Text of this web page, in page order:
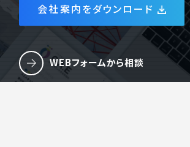
会社案内をダウンロード
WEBフォームから相談